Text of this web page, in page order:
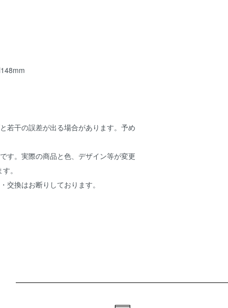
若干の誤差が出る場合があります。予め
す。実際の商品と色、デザイン等が変更
。
交換はお断りしております。